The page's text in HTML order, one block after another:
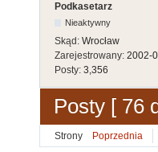
Podkasetarz
Nieaktywny
Skąd: Wrocław
Zarejestrowany: 2002-
Posty: 3,356
Posty [ 76
Strony Poprzednia